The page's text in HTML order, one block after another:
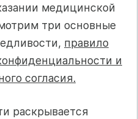
медицинской
три основные
правило
и
согласия.
раскрывается